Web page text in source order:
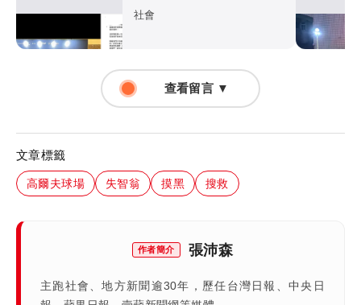
警跨4縣市逮主嫌
社會
查看留言 ▼
文章標籤
高爾夫球場 失智翁 摸黑 搜救
作者簡介 張沛森
主跑社會、地方新聞逾30年，歷任台灣日報、中央日